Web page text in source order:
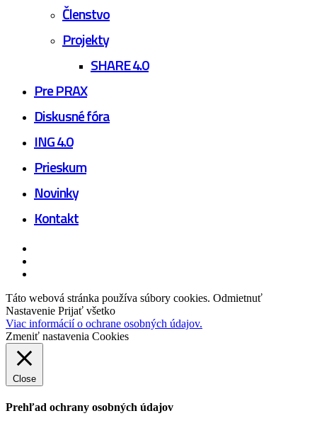
Členstvo
Projekty
SHARE 4.0
Pre PRAX
Diskusné fóra
ING 4.0
Prieskum
Novinky
Kontakt
Táto webová stránka používa súbory cookies. Odmietnuť
Nastavenie Prijať všetko
Viac informácií o ochrane osobných údajov.
Zmeniť nastavenia Cookies
Close
Prehľad ochrany osobných údajov